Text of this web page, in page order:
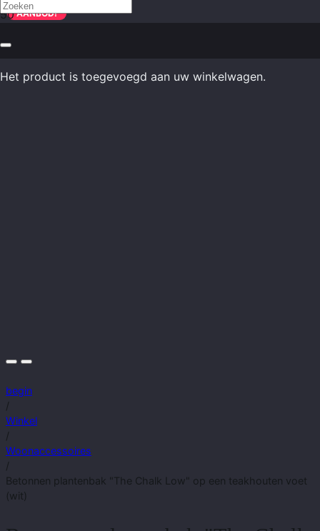
Het product is toegevoegd aan uw winkelwagen.
begin
/
Winkel
/
Woonaccessoires
/
Betonnen plantenbak "The Chalk Low" op een teakhouten voet
(wit)
AANBOD!